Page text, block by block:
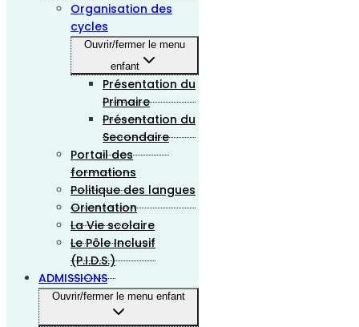
Organisation des
cycles
Ouvrir/fermer le menu
enfant
Présentation du
Primaire
Présentation du
Secondaire
Portail des
formations
Politique des langues
Orientation
La Vie scolaire
Le Pôle Inclusif
(P.I.D.S.)
ADMISSIONS
Ouvrir/fermer le menu enfant